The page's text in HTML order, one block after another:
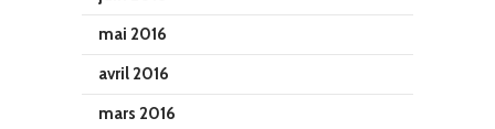
mai 2016
avril 2016
mars 2016